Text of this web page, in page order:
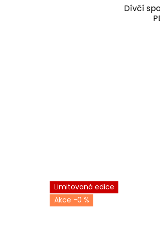
Dívčí
Limitovaná edice
-0 %